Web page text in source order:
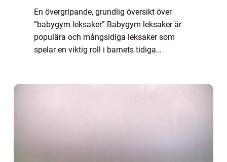
En övergripande, grundlig översikt över
”babygym leksaker” Babygym leksaker är
populära och mångsidiga leksaker som
spelar en viktig roll i barnets tidiga